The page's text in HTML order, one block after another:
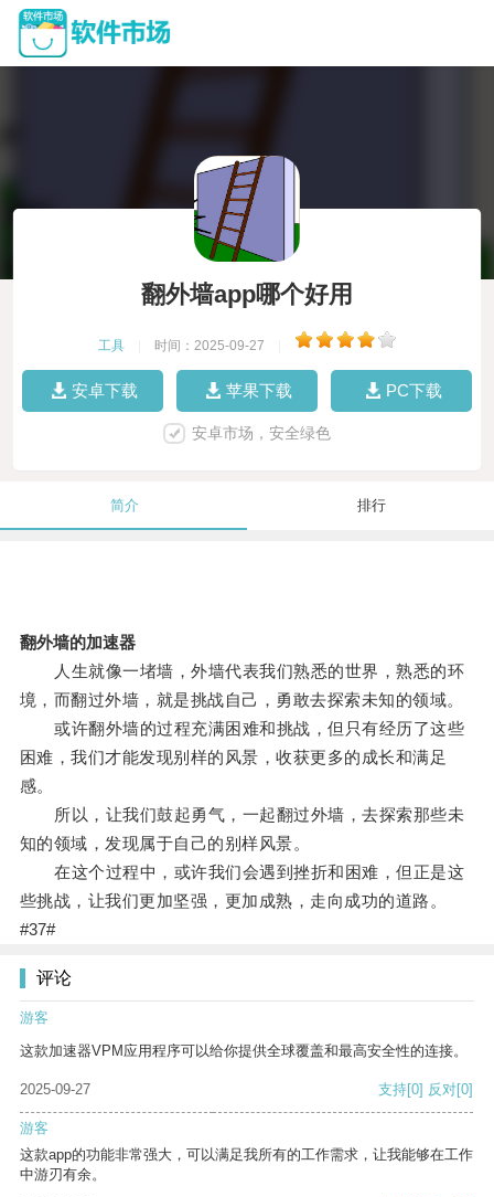
翻外墙app哪个好用
工具 时间：2025-09-27
安卓下载 苹果下载 PC下载
安卓市场，安全绿色
简介 排行
翻外墙的加速器
人生就像一堵墙，外墙代表我们熟悉的世界，熟悉的环
境，而翻过外墙，就是挑战自己，勇敢去探索未知的领域。
或许翻外墙的过程充满困难和挑战，但只有经历了这些
困难，我们才能发现别样的风景，收获更多的成长和满足
感。
所以，让我们鼓起勇气，一起翻过外墙，去探索那些未
知的领域，发现属于自己的别样风景。
在这个过程中，或许我们会遇到挫折和困难，但正是这
些挑战，让我们更加坚强，更加成熟，走向成功的道路。
#37#
评论
游客
这款加速器VPM应用程序可以给你提供全球覆盖和最高安全性的连接。
2025-09-27 支持[0] 反对[0]
游客
这款app的功能非常强大，可以满足我所有的工作需求，让我能够在工作
中游刃有余。